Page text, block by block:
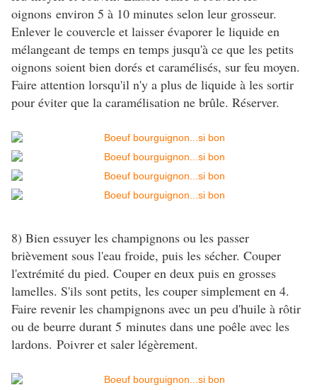
oignons environ 5 à 10 minutes selon leur grosseur.
Enlever le couvercle et laisser évaporer le liquide en
mélangeant de temps en temps jusqu'à ce que les petits
oignons soient bien dorés et caramélisés, sur feu moyen.
Faire attention lorsqu'il n'y a plus de liquide à les sortir
pour éviter que la caramélisation ne brûle. Réserver.
8) Bien essuyer les champignons ou les passer
brièvement sous l'eau froide, puis les sécher. Couper
l'extrémité du pied. Couper en deux puis en grosses
lamelles. S'ils sont petits, les couper simplement en 4.
Faire revenir les champignons avec un peu d'huile à rôtir
ou de beurre durant 5 minutes dans une poêle avec les
lardons. Poivrer et saler légèrement.